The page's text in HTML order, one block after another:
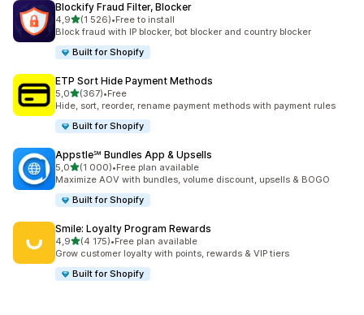
Blockify Fraud Filter, Blocker
4,9z 5 hvězd
(1 526)
Celkový počet recenzí: 1526
•Free to install
Block fraud with IP blocker, bot blocker and country blocker
Built for Shopify
ETP Sort Hide Payment Methods
5,0z 5 hvězd
(367)
Celkový počet recenzí: 367
•Free
Hide, sort, reorder, rename payment methods with payment rules
Built for Shopify
Appstle℠ Bundles App & Upsells
5,0z 5 hvězd
(1 000)
Celkový počet recenzí: 1000
•Free plan available
Maximize AOV with bundles, volume discount, upsells & BOGO
Built for Shopify
Smile: Loyalty Program Rewards
4,9z 5 hvězd
(4 175)
Celkový počet recenzí: 4175
•Free plan available
Grow customer loyalty with points, rewards & VIP tiers
Built for Shopify